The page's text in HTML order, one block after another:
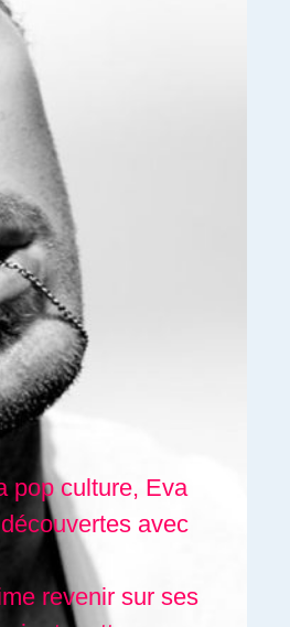
pop culture, Eva
avec
revenir sur ses